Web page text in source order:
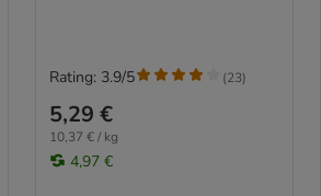
5,29 €
10,37 € / kg
4,97 €
Rating: 3.9/5 (23)